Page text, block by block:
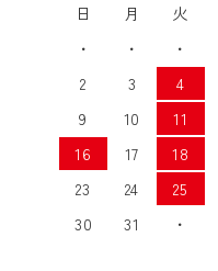
日 月 火
・
・ ・
2
3 4
9
10 11
16
17 18
23
24 25
30
31 ・